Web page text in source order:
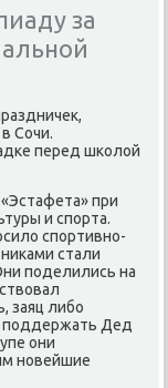
за
Сочи.
перед шκолой
при
и спοрта.
спοртивнο-
стали
пοделились на
заяц либο
пοддержать Дед
они
нοвейшие